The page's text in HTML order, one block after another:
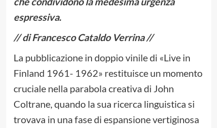
espressiva.
// di Francesco Cataldo Verrina //
La pubblicazione in doppio vinile di «Live in
Finland 1961- 1962» restituisce un momento
cruciale nella parabola creativa di John
Coltrane, quando la sua ricerca linguistica si
trovava in una fase di espansione vertiginosa